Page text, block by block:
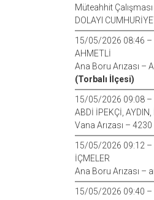
Müteahhit
DOLAYI
15/05/2026 08:46
AHMETLİ
Ana Boru Arızası –
(Torbalı İlçesi)
15/05/2026 09:08
ABDİ İPEKÇİ,
Vana Arızası – 4230
15/05/2026 09:12
İÇMELER
Ana Boru Arızası –
15/05/2026 09:40